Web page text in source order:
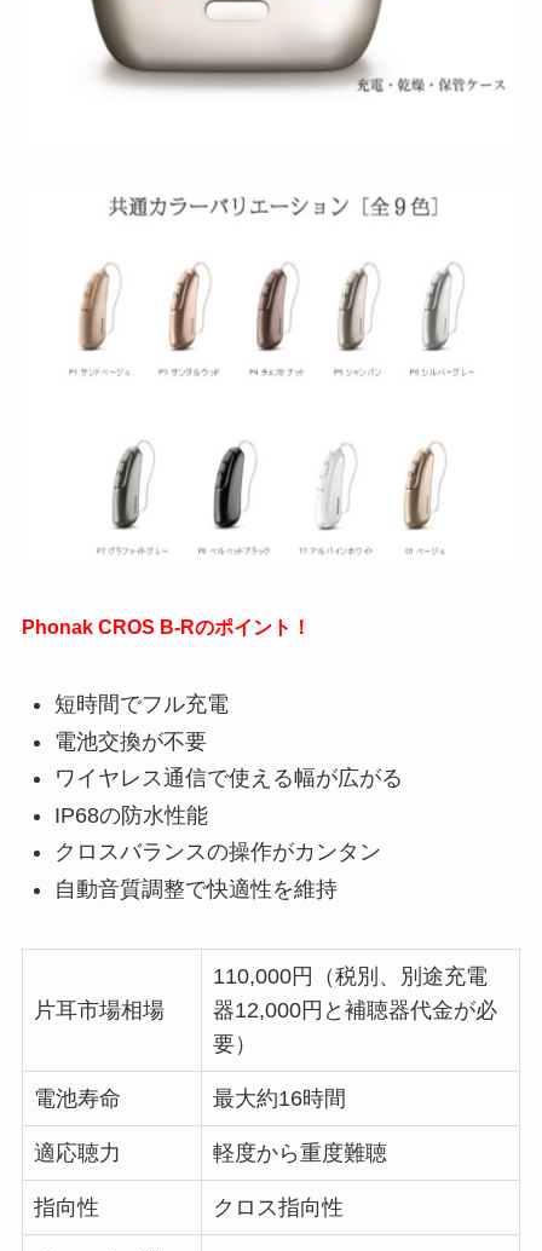
Phonak CROS B-Rのポイント！
短時間でフル充電
電池交換が不要
ワイヤレス通信で使える幅が広がる
IP68の防水性能
クロスバランスの操作がカンタン
自動音質調整で快適性を維持
片耳市場相場
110,000円（税別、別途充電
器12,000円と補聴器代金が必
要）
電池寿命 最大約16時間
適応聴力 軽度から重度難聴
指向性 クロス指向性